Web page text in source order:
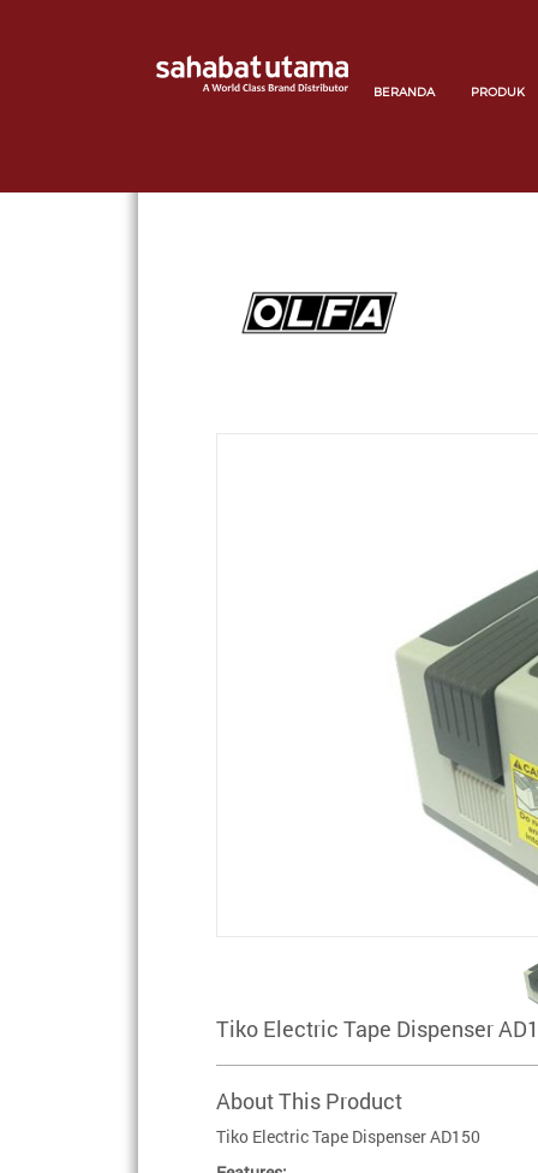
BERANDA PRODUK
Tiko Electric Tape Dispenser
About This Product
Tiko Electric Tape Dispenser AD150